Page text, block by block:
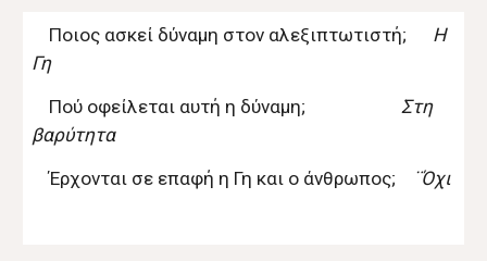
Ποιος ασκεί δύναμη στον αλεξιπτωτιστή; Η
Γη
Πού οφείλεται αυτή η δύναμη; Στη
βαρύτητα
Έρχονται σε επαφή η Γη και ο άνθρωπος;
¨Όχι